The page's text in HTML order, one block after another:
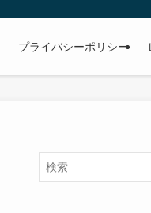
プライバシーポリシー